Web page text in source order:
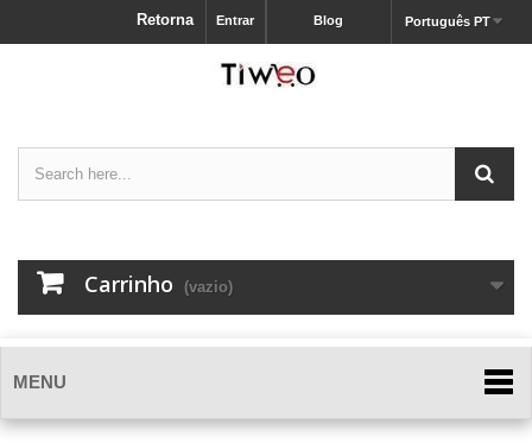
Português PT
Blog
Entrar
Retorna
Carrinho (vazio)
MENU